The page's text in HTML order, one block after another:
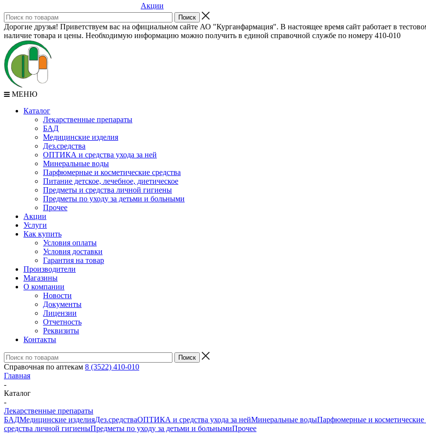
Акции
Дорогие друзья! Приветствуем вас на официальном сайте АО "Курганфармация". В настоящее время сайт работает в
наличие товара и цены. Необходимую информацию можно получить в единой справочной службе по номеру 410-010
МЕНЮ
Каталог
Лекарственные препараты
БАД
Медицинские изделия
Дез.средства
ОПТИКА и средства ухода за ней
Минеральные воды
Парфюмерные и косметические средства
Питание детское, лечебное, диетическое
Предметы и средства личной гигиены
Предметы по уходу за детьми и больными
Прочее
Акции
Услуги
Как купить
Условия оплаты
Условия доставки
Гарантия на товар
Производители
Магазины
О компании
Новости
Документы
Лицензии
Отчетность
Реквизиты
Контакты
Справочная по аптекам 8 (3522) 410-010
Главная
-
Каталог
-
Лекарственные препараты
БАДМедицинские изделияДез.средстваОПТИКА и средства ухода за нейМинеральные водыПарфюмерные и косметические
средства личной гигиеныПредметы по уходу за детьми и больнымиПрочее